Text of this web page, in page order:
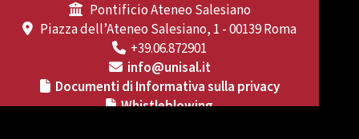
Pontificio Ateneo Salesiano
Piazza dell’Ateneo Salesiano, 1 - 00139 Roma
+39.06.872901
info@unisal.it
Documenti di Informativa sulla privacy
Whistleblowing